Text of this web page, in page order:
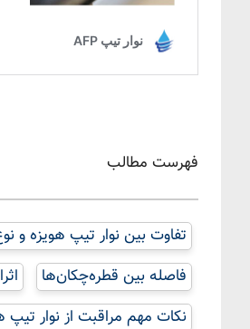
فهرست مطالب
تفاوت بین نوار تیپ هویزه و
فاصله بین قطره‌چکان‌ها
نکات مهم مراقبت از نوار تیپ